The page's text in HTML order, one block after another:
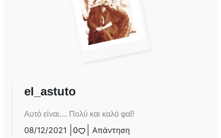
el_astuto
Αυτό είναι.... Πολύ και καλό φαΐ!
08/12/2021 0 Απάντηση